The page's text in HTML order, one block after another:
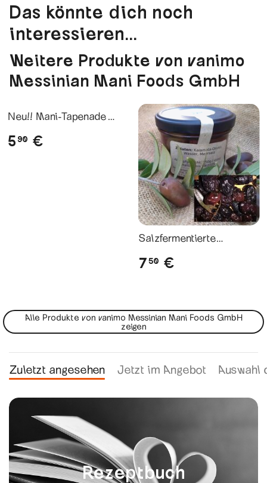
Das könnte dich noch
interessieren...
Weitere Produkte von vanimo
Messinian Mani Foods GmbH
Neu!! Mani-Tapenade
590 €
Salzfermentierte
750 €
Alle Produkte von vanimo Messinian Mani Foods GmbH
zeigen
Zuletzt angesehen Jetzt im Angebot Auswahl
Rezeptbuch